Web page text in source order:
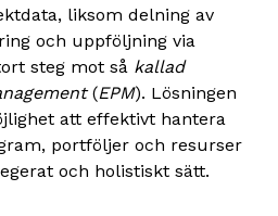
liksom delning av
och uppföljning via
steg mot så kallad
(EPM). Lösningen
att effektivt hantera
portföljer och resurser
och holistiskt sätt.